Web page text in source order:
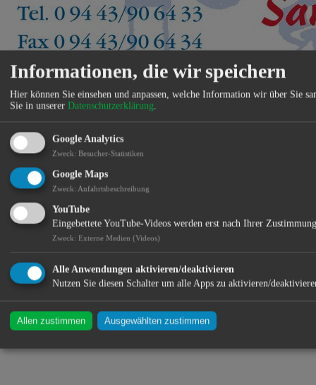
Reparatur & Wartung
Regenerative Energien
Standort:
Informationen, die wir speichern
Hier können Sie einsehen und anpassen, welche Information wir über Sie
Sie in unserer Datenschutzerklärung.
Google Analytics
Zweck: Besucher-Statistiken
Google Maps
Zweck: Anfahrtsbeschreibung
YouTube
Eingebettete YouTube-Videos werden erst nach Ihrer
Zweck: Externe Medien (Videos)
Alle Anwendungen aktivieren/deaktivieren
Nutzen Sie diesen Schalter um alle Apps zu aktivieren/
Allen zustimmen Ausgewählten zustimmen